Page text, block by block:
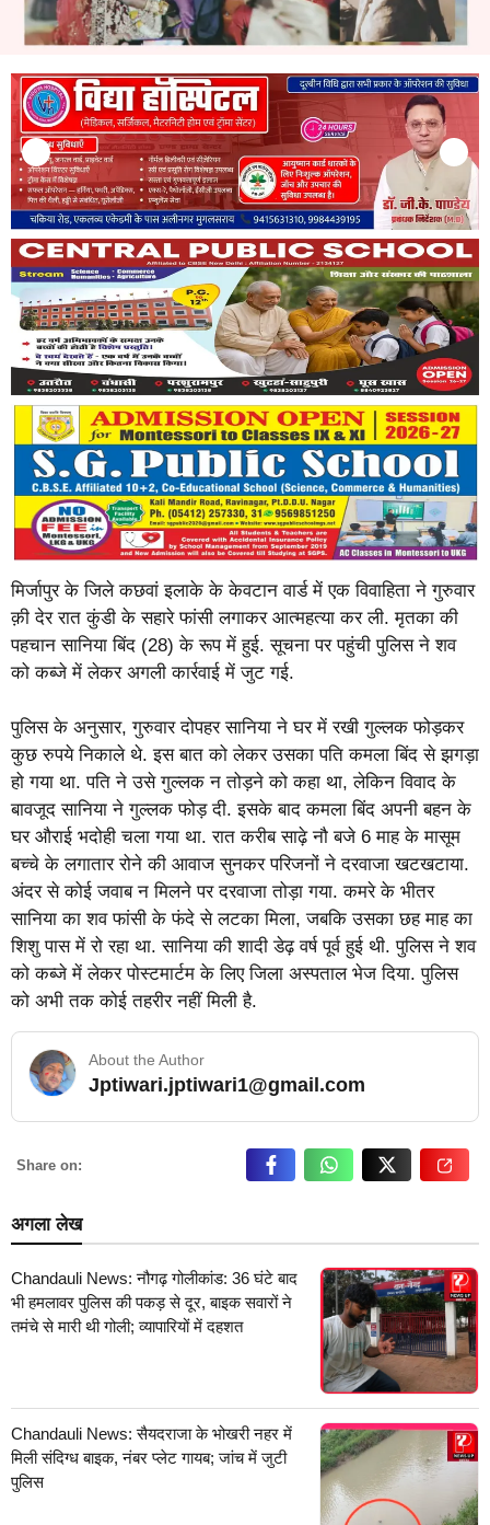
मिर्जापुर के जिले कछवां इलाके के केवटान वार्ड में एक विवाहिता ने गुरुवार
क़ी देर रात कुंडी के सहारे फांसी लगाकर आत्महत्या कर ली. मृतका की
पहचान सानिया बिंद (28) के रूप में हुई. सूचना पर पहुंची पुलिस ने शव
को कब्जे में लेकर अगली कार्रवाई में जुट गई.
पुलिस के अनुसार, गुरुवार दोपहर सानिया ने घर में रखी गुल्लक फोड़कर
कुछ रुपये निकाले थे. इस बात को लेकर उसका पति कमला बिंद से झगड़ा
हो गया था. पति ने उसे गुल्लक न तोड़ने को कहा था, लेकिन विवाद के
बावजूद सानिया ने गुल्लक फोड़ दी. इसके बाद कमला बिंद अपनी बहन के
घर औराई भदोही चला गया था. रात करीब साढ़े नौ बजे 6 माह के मासूम
बच्चे के लगातार रोने की आवाज सुनकर परिजनों ने दरवाजा खटखटाया.
अंदर से कोई जवाब न मिलने पर दरवाजा तोड़ा गया. कमरे के भीतर
सानिया का शव फांसी के फंदे से लटका मिला, जबकि उसका छह माह का
शिशु पास में रो रहा था. सानिया की शादी डेढ़ वर्ष पूर्व हुई थी. पुलिस ने शव
को कब्जे में लेकर पोस्टमार्टम के लिए जिला अस्पताल भेज दिया. पुलिस
को अभी तक कोई तहरीर नहीं मिली है.
About the Author
Jptiwari.jptiwari1@gmail.com… Read More
Share on:
अगला लेख
Chandauli News: नौगढ़ गोलीकांड: 36 घंटे बाद
भी हमलावर पुलिस की पकड़ से दूर, बाइक सवारों ने
तमंचे से मारी थी गोली; व्यापारियों में दहशत
Chandauli News: सैयदराजा के भोखरी नहर में
मिली संदिग्ध बाइक, नंबर प्लेट गायब; जांच में जुटी
पुलिस